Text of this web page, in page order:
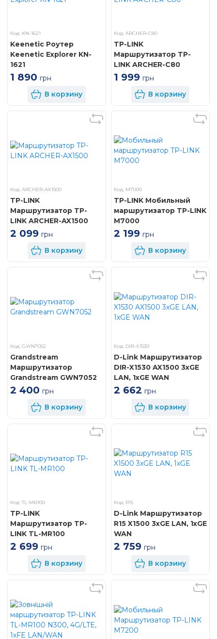
Код: KN-1621
Keenetic Роутер
Keenetic Explorer KN-
1621
1 890 грн
В корзину
Код: ARCHER-C80
TP-LINK
Маршрутизатор TP-
LINK ARCHER-C80
1 999 грн
В корзину
Код: ARCHER-AX1500
TP-LINK
Маршрутизатор TP-
LINK ARCHER-AX1500
2 099 грн
В корзину
Код: M7000
TP-LINK Мобильный
маршрутизатор TP-LINK
M7000
2 199 грн
В корзину
Код: GWN7052
Grandstream
Маршрутизатор
Grandstream GWN7052
2 400 грн
В корзину
Код: DIR-X1530
D-Link Маршрутизатор
DIR-X1530 AX1500 3xGE
LAN, 1xGE WAN
2 662 грн
В корзину
Код: TL-MR100
TP-LINK
Маршрутизатор TP-
LINK TL-MR100
2 699 грн
В корзину
Код: R15
D-Link Маршрутизатор
R15 X1500 3xGE LAN, 1xGE
WAN
2 759 грн
В корзину